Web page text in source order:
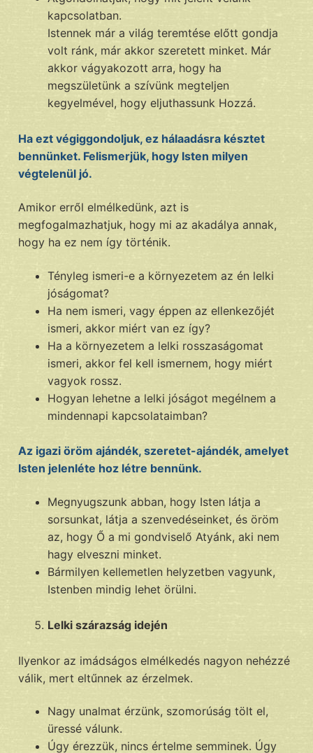
kapcsolatban.
Istennek már a világ teremtése előtt gondja
volt ránk, már akkor szeretett minket. Már
akkor vágyakozott arra, hogy ha
megszületünk a szívünk megteljen
kegyelmével, hogy eljuthassunk Hozzá.
Ha ezt végiggondoljuk, ez hálaadásra késztet
bennünket. Felismerjük, hogy Isten milyen
végtelenül jó.
Amikor erről elmélkedünk, azt is
megfogalmazhatjuk, hogy mi az akadálya annak,
hogy ha ez nem így történik.
Tényleg ismeri-e a környezetem az én lelki
jóságomat?
Ha nem ismeri, vagy éppen az ellenkezőjét
ismeri, akkor miért van ez így?
Ha a környezetem a lelki rosszaságomat
ismeri, akkor fel kell ismernem, hogy miért
vagyok rossz.
Hogyan lehetne a lelki jóságot megélnem a
mindennapi kapcsolataimban?
Az igazi öröm ajándék, szeretet-ajándék, amelyet
Isten jelenléte hoz létre bennünk.
Megnyugszunk abban, hogy Isten látja a
sorsunkat, látja a szenvedéseinket, és öröm
az, hogy Ő a mi gondviselő Atyánk, aki nem
hagy elveszni minket.
Bármilyen kellemetlen helyzetben vagyunk,
Istenben mindig lehet örülni.
Lelki szárazság idején
Ilyenkor az imádságos elmélkedés nagyon nehézzé
válik, mert eltűnnek az érzelmek.
Nagy unalmat érzünk, szomorúság tölt el,
üressé válunk.
Úgy érezzük, nincs értelme semminek. Úgy